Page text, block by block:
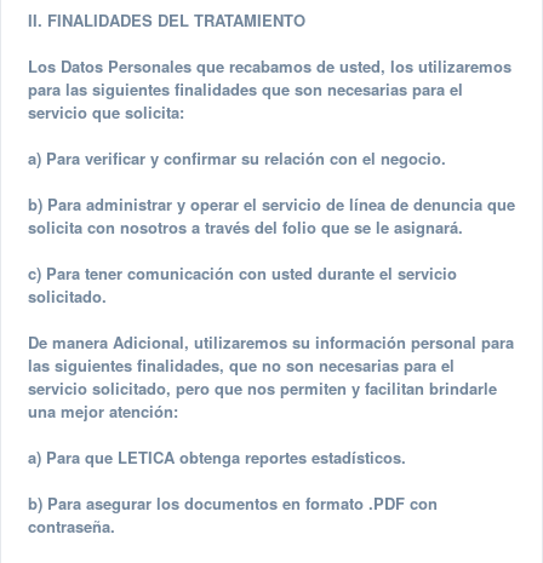
II. FINALIDADES DEL TRATAMIENTO
Los Datos Personales que recabamos de usted, los utilizaremos
para las siguientes finalidades que son necesarias para el
servicio que solicita:
a) Para verificar y confirmar su relación con el negocio.
b) Para administrar y operar el servicio de línea de denuncia que
solicita con nosotros a través del folio que se le asignará.
c) Para tener comunicación con usted durante el servicio
solicitado.
De manera Adicional, utilizaremos su información personal para
las siguientes finalidades, que no son necesarias para el
servicio solicitado, pero que nos permiten y facilitan brindarle
una mejor atención:
a) Para que LETICA obtenga reportes estadísticos.
b) Para asegurar los documentos en formato .PDF con
contraseña.